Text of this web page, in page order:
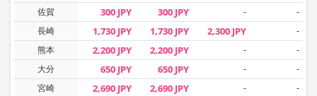
佐賀
300 JPY 300 JPY -
-
長崎
1,730 JPY 1,730 JPY 2,300 JPY
-
熊本
2,200 JPY 2,200 JPY -
-
大分
650 JPY 650 JPY -
-
宮崎
2,690 JPY 2,690 JPY -
-